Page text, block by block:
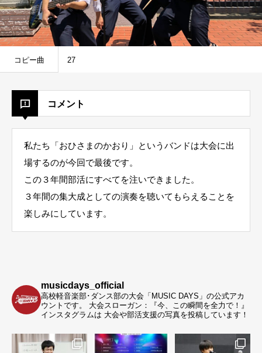
コピー曲 27
コメント
私たち「おひさまのかおり」というバンドは大会に出
場するのが今回で最後です。
この３年間部活にすべてを注いできました。
３年間の集大成としての演奏を聴いてもらえることを
楽しみにしています。
musicdays_official
高校軽音楽部･ダンス部の大会「MUSIC DAYS」の公式アカ
ウントです。
大会スローガン：『今、この瞬間を全力で！』
インスタグラムは 大会や部活支援の写真を投稿しています！